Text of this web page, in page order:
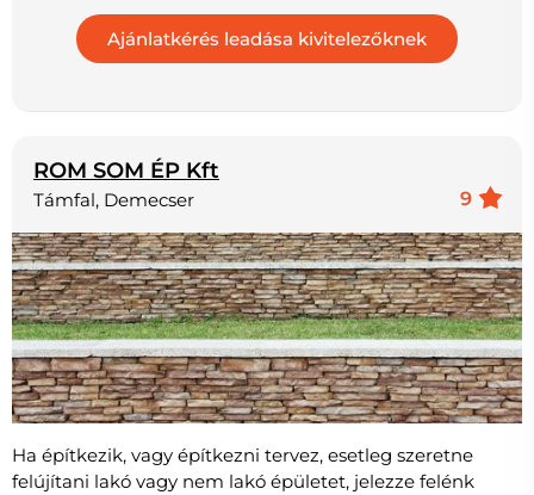
ROM SOM ÉP Kft
9
Támfal, Demecser
Ha építkezik, vagy építkezni tervez, esetleg szeretne
felújítani lakó vagy nem lakó épületet, jelezze felénk